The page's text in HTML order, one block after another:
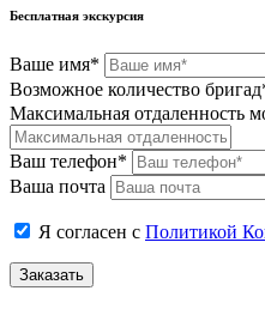
Бесплатная экскурсия
Ваше имя*
Возможное количество
Максимальная
Ваш телефон*
Ваша почта
Я согласен с Политикой
Заказать